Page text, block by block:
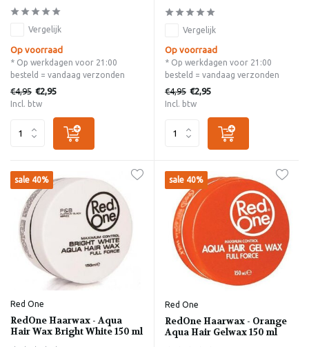
Vergelijk
Op voorraad
* Op werkdagen voor 21:00
besteld = vandaag verzonden
€4,95 €2,95
Incl. btw
Vergelijk
Op voorraad
* Op werkdagen voor 21:00
besteld = vandaag verzonden
€4,95 €2,95
Incl. btw
sale 40%
Red One
RedOne Haarwax - Aqua
Hair Wax Bright White 150 ml
sale 40%
Red One
RedOne Haarwax - Orange
Aqua Hair Gelwax 150 ml